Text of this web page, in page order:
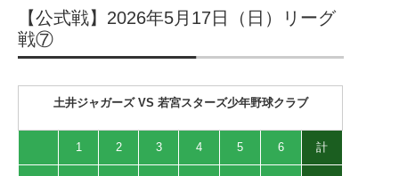
【公式戦】2026年5月17日（日）リーグ
戦⑦
土井ジャガーズ VS 若宮スターズ少年野球クラブ
1 2 3 4 5 6 計